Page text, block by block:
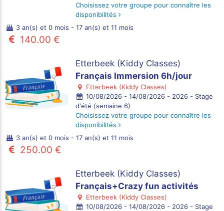
Choisissez votre groupe pour connaître les
disponibilités
3 an(s) et 0 mois - 17 an(s) et 11 mois
140.00 €
Etterbeek (Kiddy Classes)
Français Immersion 6h/jour
Etterbeek (Kiddy Classes)
10/08/2026 - 14/08/2026 - 2026 - Stage
d'été (semaine 6)
Choisissez votre groupe pour connaître les
disponibilités
3 an(s) et 0 mois - 17 an(s) et 11 mois
250.00 €
Etterbeek (Kiddy Classes)
Français+Crazy fun activités
Etterbeek (Kiddy Classes)
10/08/2026 - 14/08/2026 - 2026 - Stage